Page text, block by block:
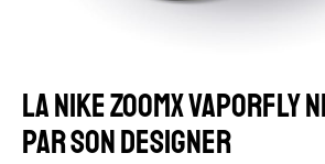
LA NIKE ZOOMX VAPORFLY
PAR SON DESIGNER